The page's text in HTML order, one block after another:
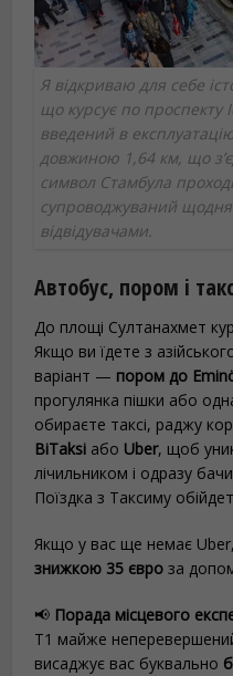
Я відкриваю для себе
що курсує по проспекту
введений в
довжиною 1,64 км, що
символ Стамбула
супроводжуваний
відвідувачами.
Автобус, пором і
До площі Султанахмет
Якщо ви їдете з
варіант — пором до
прогулянка пішки або
обираєте таксі, раджу
BiTaksi або Uber, щоб
лічильником і одразу
Поїздка з Таксиму
Якщо у вас ще немає
знижкою 35 євро за
📢 Порада місцевого
T1 майже
висаджує вас буквально